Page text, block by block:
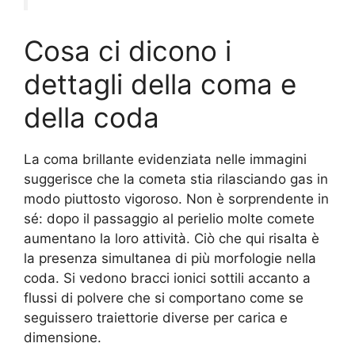
Cosa ci dicono i
dettagli della coma e
della coda
La coma brillante evidenziata nelle immagini
suggerisce che la cometa stia rilasciando gas in
modo piuttosto vigoroso. Non è sorprendente in
sé: dopo il passaggio al perielio molte comete
aumentano la loro attività. Ciò che qui risalta è
la presenza simultanea di più morfologie nella
coda. Si vedono bracci ionici sottili accanto a
flussi di polvere che si comportano come se
seguissero traiettorie diverse per carica e
dimensione.